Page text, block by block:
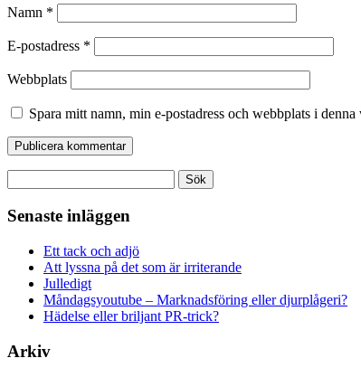
Namn *
E-postadress *
Webbplats
Spara mitt namn, min e-postadress och webbplats i
efter:
Senaste inläggen
Ett tack och adjö
Att lyssna på det som är irriterande
Julledigt
Måndagsyoutube – Marknadsföring eller djurplågeri?
Hädelse eller briljant PR-trick?
Arkiv